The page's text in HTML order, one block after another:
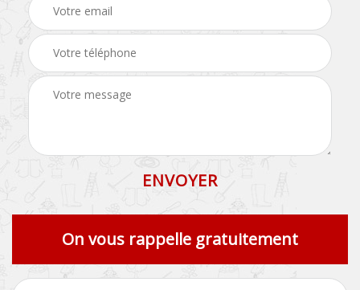
On vous rappelle gratuitement